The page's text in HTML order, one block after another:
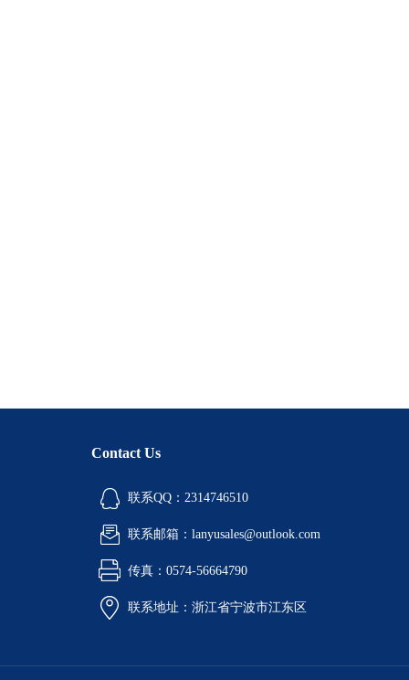
Contact Us
联系QQ：2314746510
联系邮箱：lanyusales@outlook.com
传真：0574-56664790
联系地址：浙江省宁波市江东区